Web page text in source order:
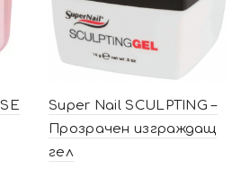
Super Nail SCULPTING –
Прозрачен изграждащ
гел